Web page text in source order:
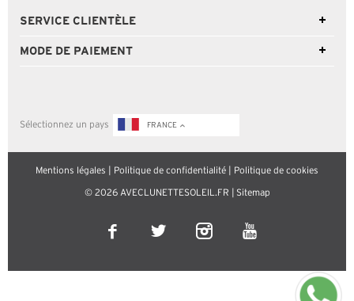
SERVICE CLIENTÈLE
MODE DE PAIEMENT
Sélectionnez un pays FRANCE
Mentions légales Politique de confidentialité Politique de cookies
© 2026 AVECLUNETTESOLEIL.FR | Sitemap